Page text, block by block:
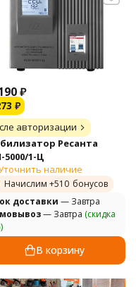
₽
₽
авторизации
Ресанта
5000/1-Ц
наличие
Начислим +510 бонусов
доставки — Завтра
— Завтра (скидка
В корзину